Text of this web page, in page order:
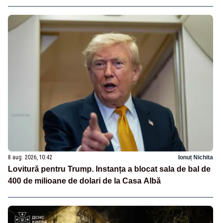
8 aug. 2026, 10:42 Ionuț Nichita
Lovitură pentru Trump. Instanța a blocat sala de bal de
400 de milioane de dolari de la Casa Albă